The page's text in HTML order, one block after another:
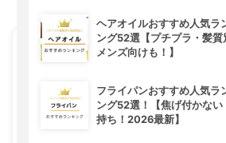
4位
ヘアオイルおすすめ人気ラ
ング52選【プチプラ・髪質
メンズ向けも！】
フライパンおすすめ人気ラ
ング52選！【焦げ付かない
持ち！2026最新】